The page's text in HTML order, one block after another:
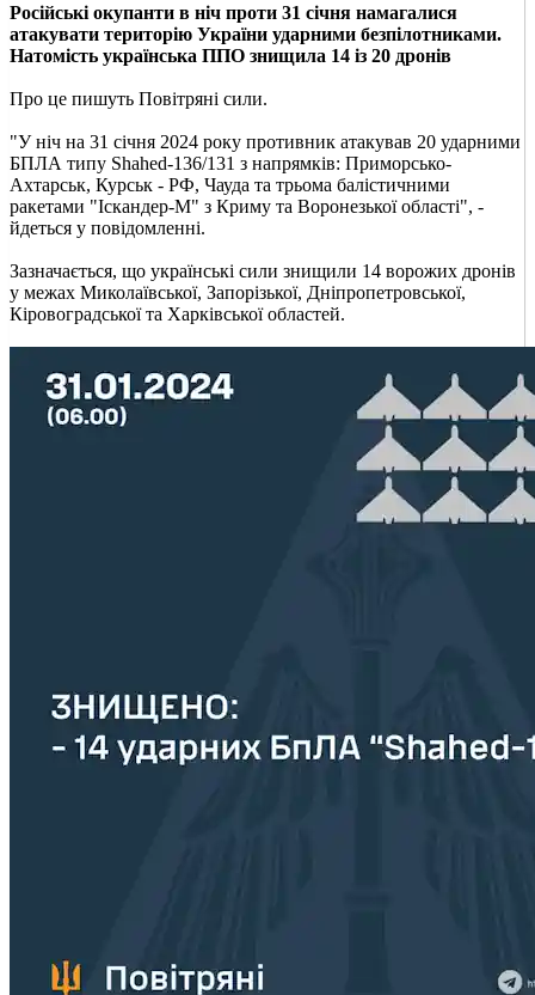
Російські окупанти в ніч проти 31 січня намагалися
атакувати територію України ударними безпілотниками.
Натомість українська ППО знищила 14 із 20 дронів
Про це пишуть Повітряні сили.
"У ніч на 31 січня 2024 року противник атакував 20 ударними
БПЛА типу Shahed-136/131 з напрямків: Приморсько-
Ахтарськ, Курськ - РФ, Чауда та трьома балістичними
ракетами "Іскандер-М" з Криму та Воронезької області", -
йдеться у повідомленні.
Зазначається, що українські сили знищили 14 ворожих дронів
у межах Миколаївської, Запорізької, Дніпропетровської,
Кіровоградської та Харківської областей.